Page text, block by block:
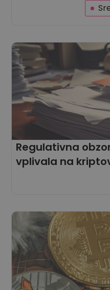
Regulativna
vplivala na